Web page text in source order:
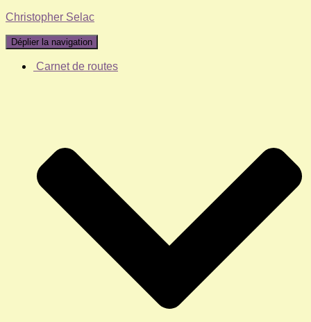
Christopher Selac
Déplier la navigation
Carnet de routes